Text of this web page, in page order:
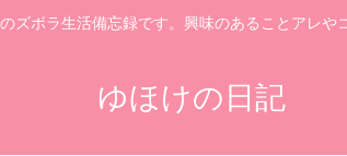
ズボラ生活備忘録です。興味のあることアレや
ゆほけの日記